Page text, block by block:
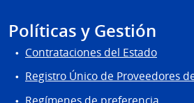
Políticas y Gestión
Contrataciones del Estado
Registro Único de Proveedores